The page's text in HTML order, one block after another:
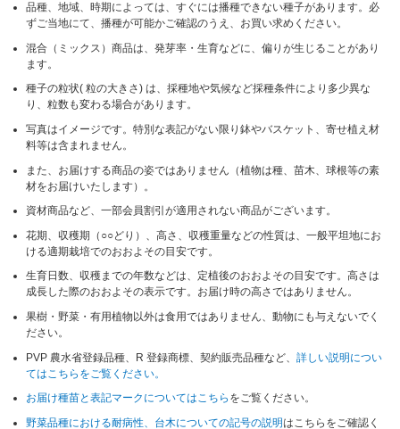
品種、地域、時期によっては、すぐには播種できない種子があります。必
ずご当地にて、播種が可能かご確認のうえ、お買い求めください。
混合（ミックス）商品は、発芽率・生育などに、偏りが生じることがあり
ます。
種子の粒状( 粒の大きさ) は、採種地や気候など採種条件により多少異な
り、粒数も変わる場合があります。
写真はイメージです。特別な表記がない限り鉢やバスケット、寄せ植え材
料等は含まれません。
また、お届けする商品の姿ではありません（植物は種、苗木、球根等の素
材をお届けいたします）。
資材商品など、一部会員割引が適用されない商品がございます。
花期、収穫期（○○どり）、高さ、収穫重量などの性質は、一般平坦地にお
ける適期栽培でのおおよその目安です。
生育日数、収穫までの年数などは、定植後のおおよその目安です。高さは
成長した際のおおよその表示です。お届け時の高さではありません。
果樹・野菜・有用植物以外は食用ではありません、動物にも与えないでく
ださい。
PVP 農水省登録品種、R 登録商標、契約販売品種など、詳しい説明につい
てはこちらをご覧ください。
お届け種苗と表記マークについてはこちら をご覧ください。
野菜品種における耐病性、台木についての記号の説明はこちらをご確認く